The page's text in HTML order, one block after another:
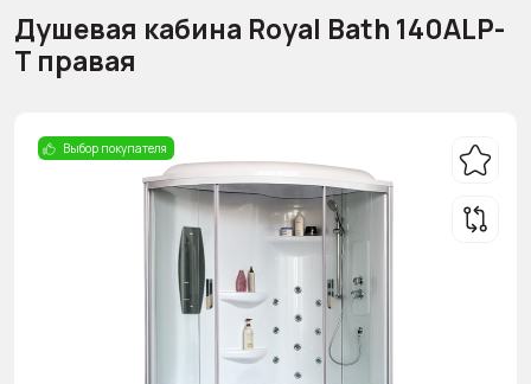
Душевая кабина Royal Bath 140ALP-
T правая
Выбор покупателя